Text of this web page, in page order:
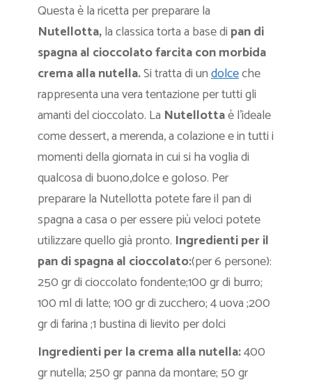
Questa è la ricetta per preparare la
Nutellotta,la classica torta a base di pan di
spagna al cioccolato farcita con morbida
crema alla nutella.Si tratta di undolceche
rappresenta una vera tentazione per tutti gli
amanti del cioccolato. La Nutellottaè l’ideale
come dessert, a merenda, a colazione e in tutti i
momenti della giornata in cui si ha voglia di
qualcosa di buono,dolce e goloso. Per
preparare la Nutellotta potete fare il pan di
spagna a casa o per essere più veloci potete
utilizzare quello già pronto. Ingredienti per il
pan di spagna al cioccolato:(per 6 persone):
250 gr di cioccolato fondente;100 gr di burro;
100 ml di latte; 100 gr di zucchero; 4 uova ;200
gr di farina ;1 bustina di lievito per dolci
Ingredienti per la crema alla nutella:400
gr nutella; 250 gr panna da montare; 50 gr